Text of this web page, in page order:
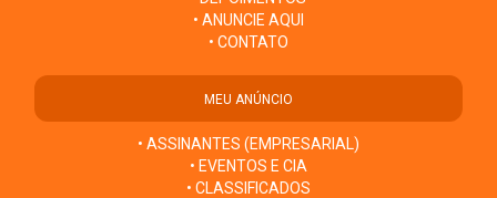
• ANUNCIE AQUI
• CONTATO
MEU ANÚNCIO
• ASSINANTES (EMPRESARIAL)
• EVENTOS E CIA
• CLASSIFICADOS